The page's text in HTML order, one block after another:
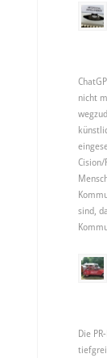
nicht
sind,
Die